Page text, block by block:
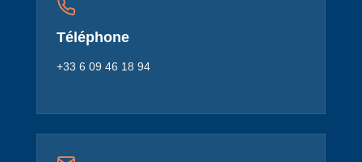
Téléphone
+33 6 09 46 18 94